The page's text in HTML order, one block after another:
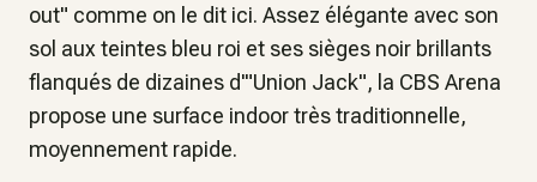
out" comme on le dit ici. Assez élégante avec son
sol aux teintes bleu roi et ses sièges noir brillants
flanqués de dizaines d'"Union Jack", la CBS Arena
propose une surface indoor très traditionnelle,
moyennement rapide.